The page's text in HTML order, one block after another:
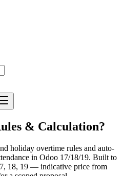
& Calculation?
holiday overtime rules and auto-
in Odoo 17/18/19. Built to
18, 19 — indicative price from